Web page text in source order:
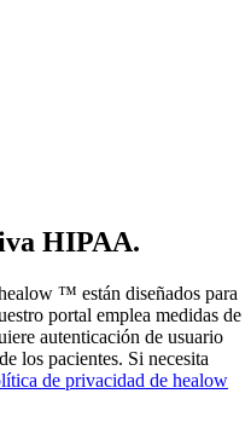
HIPAA.
™ están diseñados para
portal emplea medidas de
autenticación de usuario
los pacientes. Si necesita
de privacidad de healow